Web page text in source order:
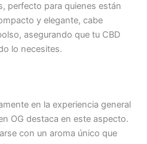
perfecto para quienes están
y elegante, cabe
asegurando que tu CBD
lo necesites.
en la experiencia general
OG destaca en este aspecto.
con un aroma único que